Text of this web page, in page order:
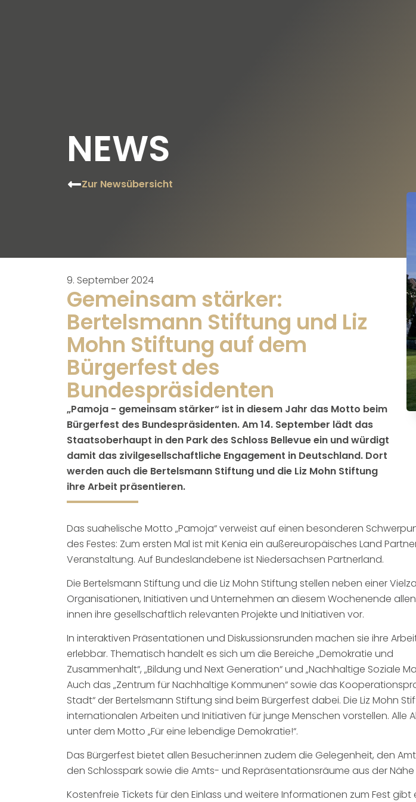
NEWS
Zur Newsübersicht
9. September 2024
Gemeinsam stärker:
Bertelsmann Stiftung und Liz
Mohn Stiftung auf dem
Bürgerfest des
Bundespräsidenten
„Pamoja - gemeinsam stärker“ ist in diesem Jahr das Motto beim
Bürgerfest des Bundespräsidenten. Am 14. September lädt das
Staatsoberhaupt in den Park des Schloss Bellevue ein und würdigt
damit das zivilgesellschaftliche Engagement in Deutschland. Dort
werden auch die Bertelsmann Stiftung und die Liz Mohn Stiftung
ihre Arbeit präsentieren.
Das suahelische Motto „Pamoja“ verweist auf einen besonderen
des Festes: Zum ersten Mal ist mit Kenia ein außereuropäisches Land
Veranstaltung. Auf Bundeslandebene ist Niedersachsen Partnerland.
Die Bertelsmann Stiftung und die Liz Mohn Stiftung stellen neben einer
Organisationen, Initiativen und Unternehmen an diesem Wochenende
innen ihre gesellschaftlich relevanten Projekte und Initiativen vor.
In interaktiven Präsentationen und Diskussionsrunden machen sie ihre
erlebbar. Thematisch handelt es sich um die Bereiche „Demokratie und
Zusammenhalt“, „Bildung und Next Generation“ und „Nachhaltige Soziale
Auch das „Zentrum für Nachhaltige Kommunen“ sowie das
Stadt“ der Bertelsmann Stiftung sind beim Bürgerfest dabei. Die Liz Mohn
internationalen Arbeiten und Initiativen für junge Menschen vorstellen. Alle
unter dem Motto „Für eine lebendige Demokratie!“.
Das Bürgerfest bietet allen Besucher:innen zudem die Gelegenheit, den
den Schlosspark sowie die Amts- und Repräsentationsräume aus der Nähe
Kostenfreie Tickets für den Einlass und weitere Informationen zum Fest gibt